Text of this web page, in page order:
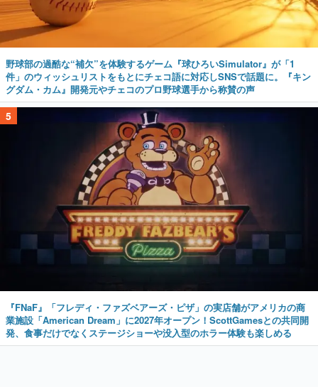
野球部の過酷な“補欠”を体験するゲーム『球ひろいSimulator』が「1
件」のウィッシュリストをもとにチェコ語に対応しSNSで話題に。『キン
グダム・カム』開発元やチェコのプロ野球選手から称賛の声
5
『FNaF』「フレディ・ファズベアーズ・ピザ」の実店舗がアメリカの商
業施設「American Dream」に2027年オープン！ScottGamesとの共同開
発、食事だけでなくステージショーや没入型のホラー体験も楽しめる